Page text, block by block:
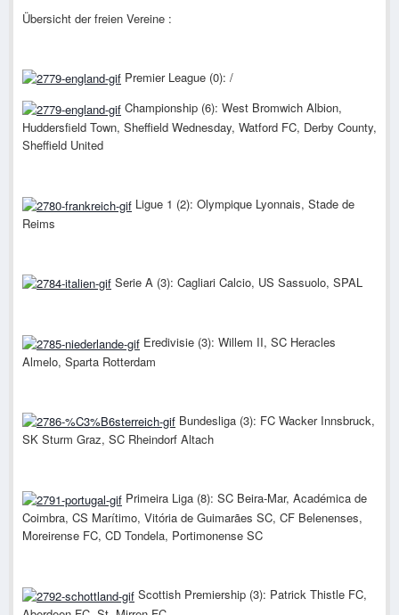
Übersicht der freien Vereine :
Premier League (0): /
Championship (6): West Bromwich Albion,
Huddersfield Town, Sheffield Wednesday, Watford FC, Derby County,
Sheffield United
Ligue 1 (2): Olympique Lyonnais, Stade de
Reims
Serie A (3): Cagliari Calcio, US Sassuolo, SPAL
Eredivisie (3): Willem II, SC Heracles
Almelo, Sparta Rotterdam
Bundesliga (3): FC Wacker Innsbruck,
SK Sturm Graz, SC Rheindorf Altach
Primeira Liga (8): SC Beira-Mar, Académica de
Coimbra, CS Marítimo, Vitória de Guimarães SC, CF Belenenses,
Moreirense FC, CD Tondela, Portimonense SC
Scottish Premiership (3): Patrick Thistle FC,